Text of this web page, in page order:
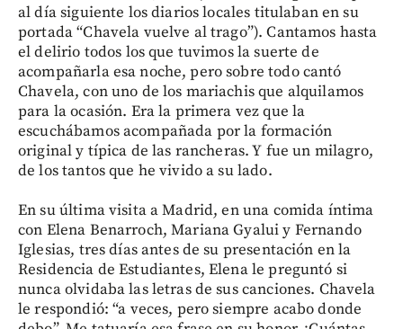
al día siguiente los diarios locales titulaban en su
portada “Chavela vuelve al trago”). Cantamos hasta
el delirio todos los que tuvimos la suerte de
acompañarla esa noche, pero sobre todo cantó
Chavela, con uno de los mariachis que alquilamos
para la ocasión. Era la primera vez que la
escuchábamos acompañada por la formación
original y típica de las rancheras. Y fue un milagro,
de los tantos que he vivido a su lado.
En su última visita a Madrid, en una comida íntima
con Elena Benarroch, Mariana Gyalui y Fernando
Iglesias, tres días antes de su presentación en la
Residencia de Estudiantes, Elena le preguntó si
nunca olvidaba las letras de sus canciones. Chavela
le respondió: “a veces, pero siempre acabo donde